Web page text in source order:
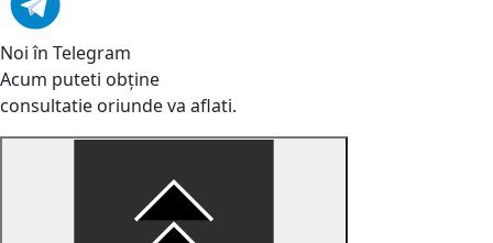
Noi în Telegram
Acum puteti obține
consultatie oriunde va aflati.